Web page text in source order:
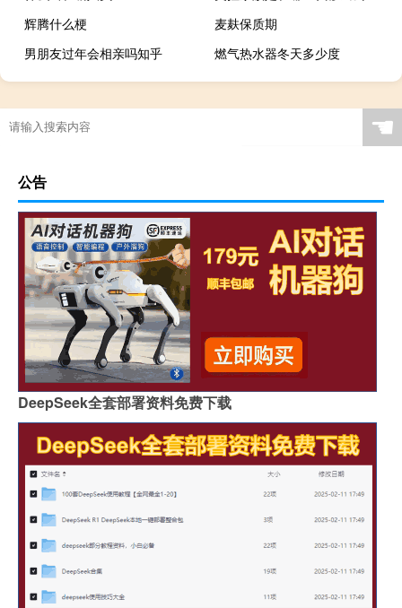
辉腾什么梗
麦麸保质期
男朋友过年会相亲吗知乎
燃气热水器冬天多少度
☚
公告
DeepSeek全套部署资料免费下载